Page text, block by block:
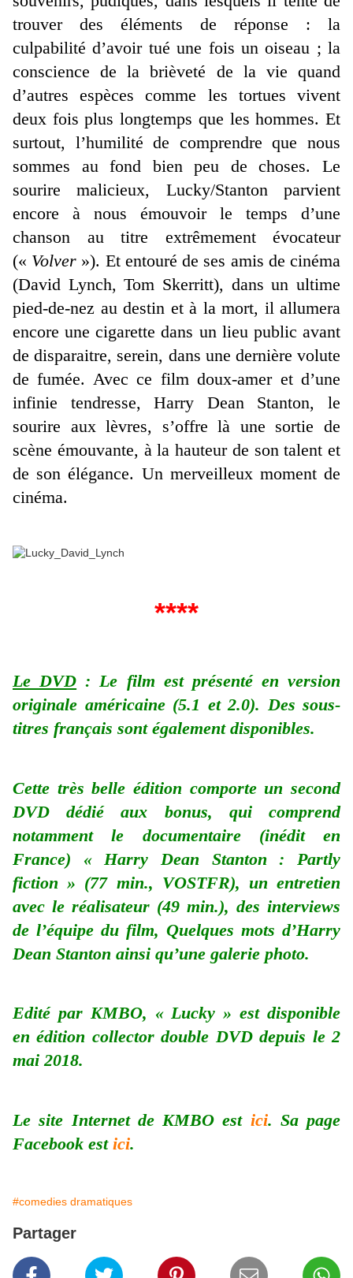
trouver des éléments de réponse : la
culpabilité d’avoir tué une fois un oiseau ; la
conscience de la brièveté de la vie quand
d’autres espèces comme les tortues vivent
deux fois plus longtemps que les hommes. Et
surtout, l’humilité de comprendre que nous
sommes au fond bien peu de choses. Le
sourire malicieux, Lucky/Stanton parvient
encore à nous émouvoir le temps d’une
chanson au titre extrêmement évocateur
(« Volver »). Et entouré de ses amis de cinéma
(David Lynch, Tom Skerritt), dans un ultime
pied-de-nez au destin et à la mort, il allumera
encore une cigarette dans un lieu public avant
de disparaitre, serein, dans une dernière volute
de fumée. Avec ce film doux-amer et d’une
infinie tendresse, Harry Dean Stanton, le
sourire aux lèvres, s’offre là une sortie de
scène émouvante, à la hauteur de son talent et
de son élégance. Un merveilleux moment de
cinéma.
****
Le DVD : Le film est présenté en version
originale américaine (5.1 et 2.0). Des sous-
titres français sont également disponibles.
Cette très belle édition comporte un second
DVD dédié aux bonus, qui comprend
notamment le documentaire (inédit en
France) « Harry Dean Stanton : Partly
fiction » (77 min., VOSTFR), un entretien
avec le réalisateur (49 min.), des interviews
de l’équipe du film, Quelques mots d’Harry
Dean Stanton ainsi qu’une galerie photo.
Edité par KMBO, « Lucky » est disponible
en édition collector double DVD depuis le 2
mai 2018.
Le site Internet de KMBO est ici. Sa page
Facebook est ici.
#comedies dramatiques
Partager